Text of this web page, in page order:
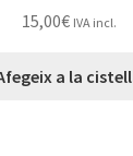
15,00€ IVA incl.
a la